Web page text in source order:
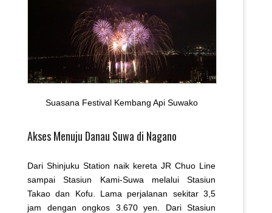
Suasana Festival Kembang Api Suwako
Akses Menuju Danau Suwa di Nagano
Dari Shinjuku Station naik kereta JR Chuo Line
sampai Stasiun Kami-Suwa melalui Stasiun
Takao dan Kofu. Lama perjalanan sekitar 3,5
jam dengan ongkos 3.670 yen. Dari Stasiun